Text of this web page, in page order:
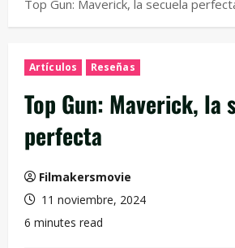
Top Gun: Maverick, la secuela
Artículos Reseñas
Top Gun: Maverick, la
perfecta
Filmakersmovie
11 noviembre, 2024
6 minutes read